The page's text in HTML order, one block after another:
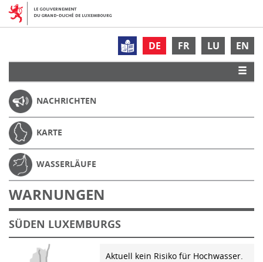
DE FR LU EN
NACHRICHTEN
KARTE
WASSERLÄUFE
WARNUNGEN
SÜDEN LUXEMBURGS
Aktuell kein Risiko für Hochwasser.